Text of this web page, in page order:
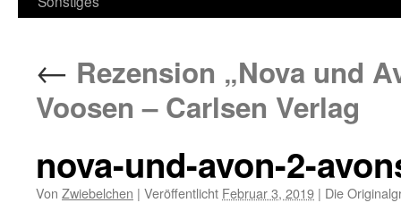
← Rezension „Nova und
Voosen – Carlsen Verlag
nova-und-avon-2-
Von Zwiebelchen | Veröffentlicht Februar 3, 2019 | Die